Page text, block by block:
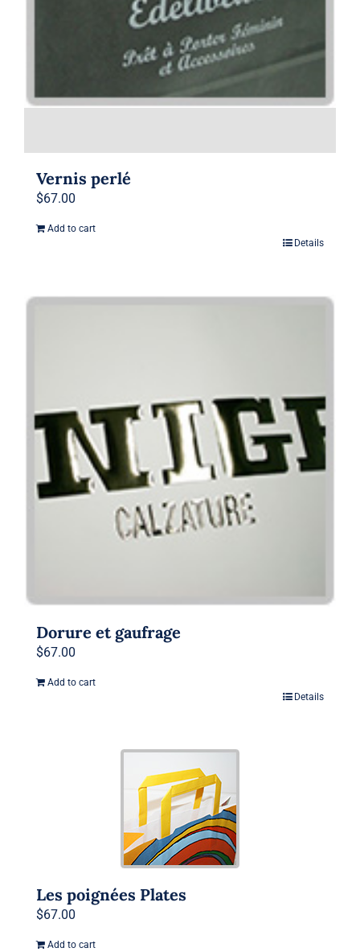
Vernis perlé
$67.00
Add to cart
Details
Dorure et gaufrage
$67.00
Add to cart
Details
Les poignées Plates
$67.00
Add to cart